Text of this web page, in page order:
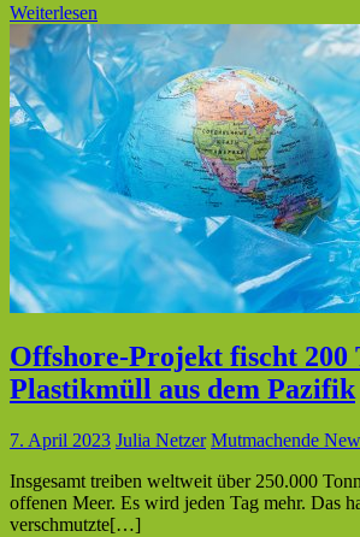
Weiterlesen
Offshore-Projekt fischt 200
Plastikmüll aus dem Pazifik
7. April 2023 Julia Netzer Mutmachende
Insgesamt treiben weltweit über 250.000
offenen Meer. Es wird jeden Tag mehr. Das
verschmutzte[…]